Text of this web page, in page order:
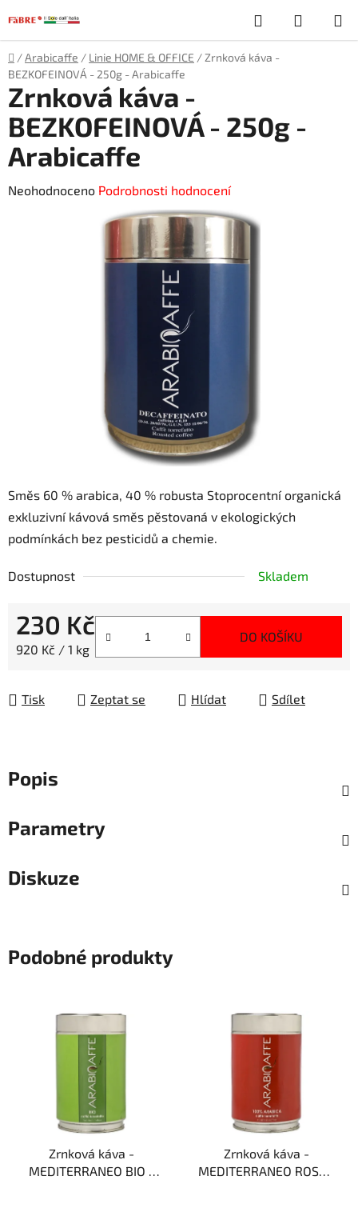
na
obsah
Hledat
KOŠÍK
Domů
/Arabicaffe / Linie HOME & OFFICE / Zrnková káva -
BEZKOFEINOVÁ - 250g - Arabicaffe
Směs 60 % arabica, 40 % robusta Stoprocentní organická
exkluzivní kávová směs pěstovaná v ekologických
podmínkách bez pesticidů a chemie.
Dostupnost Skladem
230 Kč
Měrná cena:
920 Kč / 1 kg
DO KOŠÍKU
Tisk Zeptat se Hlídat Sdílet
Zrnková káva -
BEZKOFEINOVÁ - 250g -
Arabicaffe
Průměrné
Neohodnoceno Podrobnosti hodnocení
Popis
Parametry
Diskuze
Podobné produkty
Zrnková káva -
MEDITERRANEO BIO -
Zrnková káva -
MEDITERRANEO ROSSO